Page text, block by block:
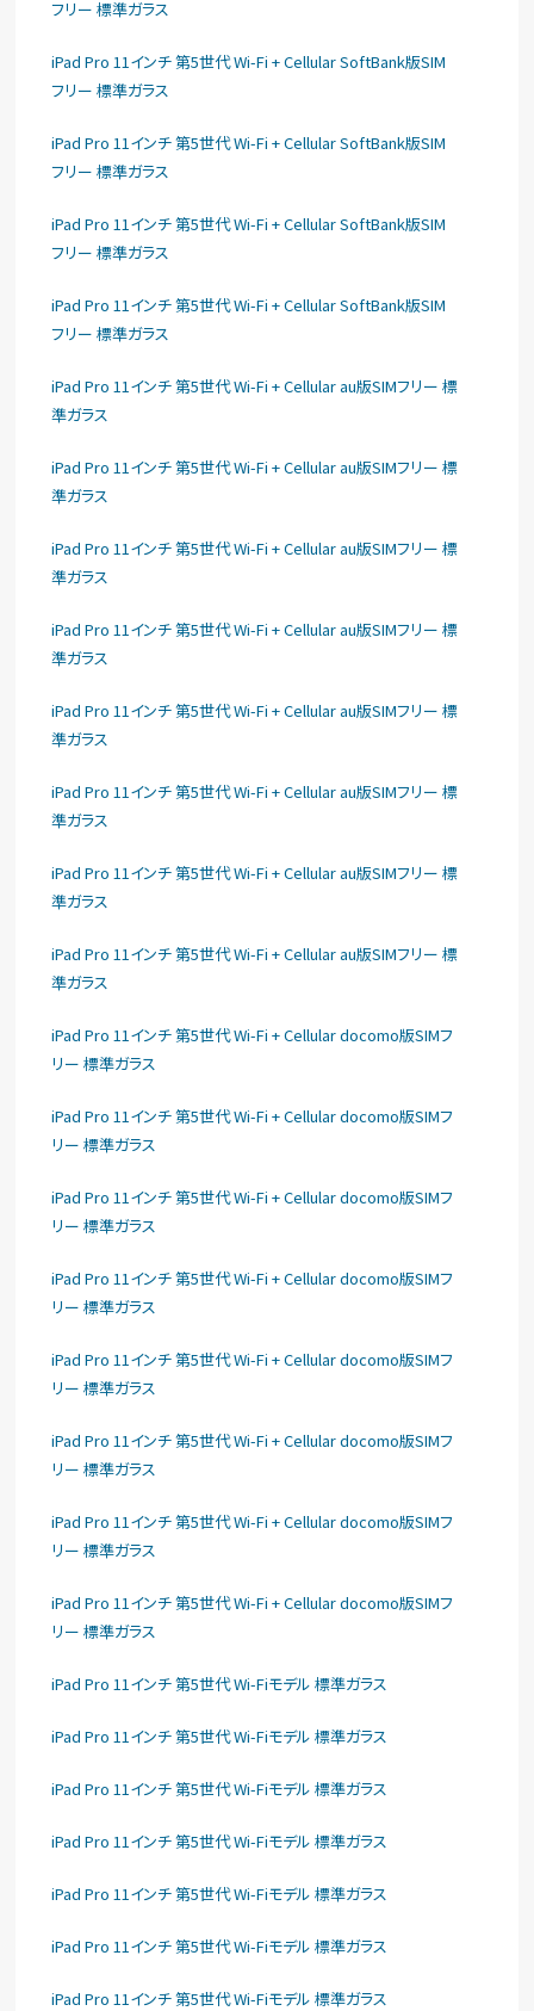
フリー 標準ガラス
iPad Pro 11インチ 第5世代 Wi-Fi + Cellular SoftBank版SIM
フリー 標準ガラス
iPad Pro 11インチ 第5世代 Wi-Fi + Cellular SoftBank版SIM
フリー 標準ガラス
iPad Pro 11インチ 第5世代 Wi-Fi + Cellular SoftBank版SIM
フリー 標準ガラス
iPad Pro 11インチ 第5世代 Wi-Fi + Cellular SoftBank版SIM
フリー 標準ガラス
iPad Pro 11インチ 第5世代 Wi-Fi + Cellular au版SIMフリー 標
準ガラス
iPad Pro 11インチ 第5世代 Wi-Fi + Cellular au版SIMフリー 標
準ガラス
iPad Pro 11インチ 第5世代 Wi-Fi + Cellular au版SIMフリー 標
準ガラス
iPad Pro 11インチ 第5世代 Wi-Fi + Cellular au版SIMフリー 標
準ガラス
iPad Pro 11インチ 第5世代 Wi-Fi + Cellular au版SIMフリー 標
準ガラス
iPad Pro 11インチ 第5世代 Wi-Fi + Cellular au版SIMフリー 標
準ガラス
iPad Pro 11インチ 第5世代 Wi-Fi + Cellular au版SIMフリー 標
準ガラス
iPad Pro 11インチ 第5世代 Wi-Fi + Cellular au版SIMフリー 標
準ガラス
iPad Pro 11インチ 第5世代 Wi-Fi + Cellular docomo版SIMフ
リー 標準ガラス
iPad Pro 11インチ 第5世代 Wi-Fi + Cellular docomo版SIMフ
リー 標準ガラス
iPad Pro 11インチ 第5世代 Wi-Fi + Cellular docomo版SIMフ
リー 標準ガラス
iPad Pro 11インチ 第5世代 Wi-Fi + Cellular docomo版SIMフ
リー 標準ガラス
iPad Pro 11インチ 第5世代 Wi-Fi + Cellular docomo版SIMフ
リー 標準ガラス
iPad Pro 11インチ 第5世代 Wi-Fi + Cellular docomo版SIMフ
リー 標準ガラス
iPad Pro 11インチ 第5世代 Wi-Fi + Cellular docomo版SIMフ
リー 標準ガラス
iPad Pro 11インチ 第5世代 Wi-Fi + Cellular docomo版SIMフ
リー 標準ガラス
iPad Pro 11インチ 第5世代 Wi-Fiモデル 標準ガラス
iPad Pro 11インチ 第5世代 Wi-Fiモデル 標準ガラス
iPad Pro 11インチ 第5世代 Wi-Fiモデル 標準ガラス
iPad Pro 11インチ 第5世代 Wi-Fiモデル 標準ガラス
iPad Pro 11インチ 第5世代 Wi-Fiモデル 標準ガラス
iPad Pro 11インチ 第5世代 Wi-Fiモデル 標準ガラス
iPad Pro 11インチ 第5世代 Wi-Fiモデル 標準ガラス